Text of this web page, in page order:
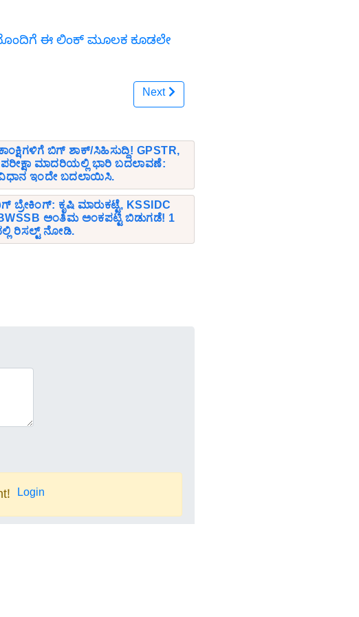
ಈ ಲಿಂಕ್ ಮೂಲಕ ಕೂಡಲೇ
Next
ಬಿಗ್ ಶಾಕ್/ಸಿಹಿಸುದ್ದಿ! GPSTR,
ಪರೀಕ್ಷಾ ಮಾದರಿಯಲ್ಲಿ ಭಾರಿ ಬದಲಾವಣೆ:
ಇಂದೇ ಬದಲಾಯಿಸಿ.
ಬ್ರೇಕಿಂಗ್: ಕೃಷಿ ಮಾರುಕಟ್ಟೆ, KSSIDC
ಅಂತಿಮ ಅಂಕಪಟ್ಟಿ ಬಿಡುಗಡೆ! 1
ರಿಸಲ್ಟ್ ನೋಡಿ.
Login